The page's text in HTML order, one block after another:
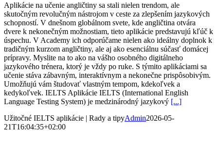
Aplikácie na učenie angličtiny sa stali nielen trendom, ale
skutočným revolučným nástrojom v ceste za zlepšením jazykových
schopností. V dnešnom globálnom svete, kde angličtina otvára
dvere k nekonečným možnostiam, tieto aplikácie predstavujú kľúč k
úspechu. V Academy ich odporúčame nielen ako ideálny doplnok k
tradičným kurzom angličtiny, ale aj ako esenciálnu súčasť domácej
prípravy. Myslite na to ako na vášho osobného digitálneho
jazykového trénera, ktorý je vždy po ruke. S týmito aplikáciami sa
učenie stáva zábavným, interaktívnym a nekonečne prispôsobivým.
Umožňujú vám študovať vlastným tempom, kdekoľvek a
kedykoľvek. IELTS Aplikácie IELTS (International English
Language Testing System) je medzinárodný jazykový [...]
Užitočné IELTS aplikácie | Rady a tipyAdmin2026-05-
21T16:04:35+02:00